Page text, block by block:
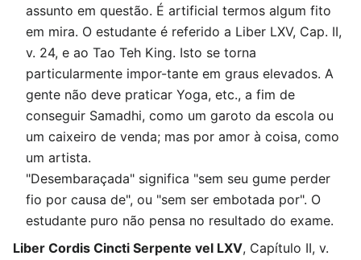
assunto em questão. É artificial termos algum fito
em mira. O estudante é referido a Liber LXV, Cap. II,
v. 24, e ao Tao Teh King. Isto se torna
particularmente impor-tante em graus elevados. A
gente não deve praticar Yoga, etc., a fim de
conseguir Samadhi, como um garoto da escola ou
um caixeiro de venda; mas por amor à coisa, como
um artista.
"Desembaraçada" significa "sem seu gume perder
fio por causa de", ou "sem ser embotada por". O
estudante puro não pensa no resultado do exame.
Liber Cordis Cincti Serpente vel LXV, Capítulo II, v.